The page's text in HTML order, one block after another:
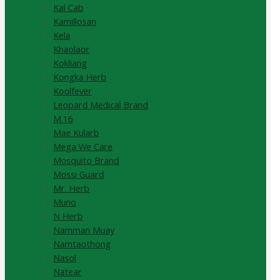
Kal Cab
Kamillosan
Kela
Khaolaor
Kokliang
Kongka Herb
Koolfever
Leopard Medical Brand
M.16
Mae Kularb
Mega We Care
Mosquito Brand
Mossi Guard
Mr. Herb
Muno
N Herb
Namman Muay
Namtaothong
Nasol
Natear